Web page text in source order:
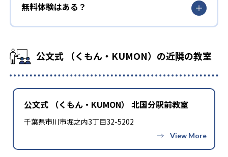
無料体験はある？
公文式 （くもん・KUMON）の近隣の教室
公文式 （くもん・KUMON） 北国分駅前教室
千葉県市川市堀之内3丁目32-5202